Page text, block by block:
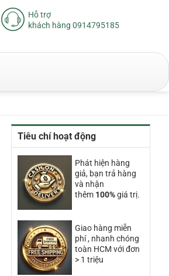
Hỗ trợ
khách hàng 0914795185
Tiêu chí hoạt động
Phát hiện hàng
giả, bạn trả hàng
và nhận
thêm 100%giá trị.
Giao hàng miễn
phí , nhanh chóng
toàn HCM với đơn
> 1 triệu